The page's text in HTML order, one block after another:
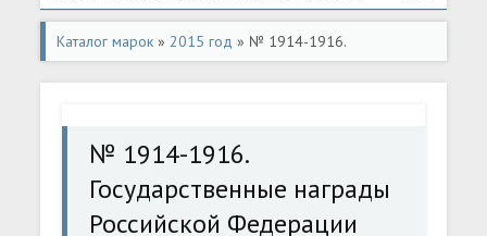
Каталог марок »2015 год » № 1914-1916.
Государственные награды Российской Федерации
№ 1914-1916.
Государственные награды
Российской Федерации